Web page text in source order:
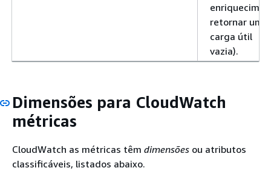
retornar uma
carga útil
vazia).
Dimensões para CloudWatch
métricas
CloudWatch as métricas têm dimensões ou atributos
classificáveis, listados abaixo.